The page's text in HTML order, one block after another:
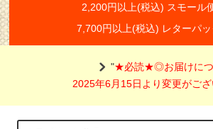
2,200円以上(税込) スモール
7,700円以上(税込) レターパ
"★必読★◎お届けにつ
2025年6月15日より変更がご